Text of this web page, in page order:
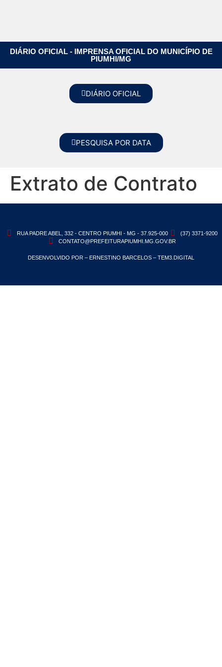
DIÁRIO OFICIAL - IMPRENSA OFICIAL DO MUNICÍPIO DE
PIUMHI/MG
DIÁRIO OFICIAL
PESQUISA POR DATA
Extrato de Contrato
RUA PADRE ABEL, 332 - CENTRO PIUMHI - MG - 37.925-000
(37) 3371-9200
CONTATO@PREFEITURAPIUMHI.MG.GOV.BR
DESENVOLVIDO POR – ERNESTINO BARCELOS – TEM3.DIGITAL